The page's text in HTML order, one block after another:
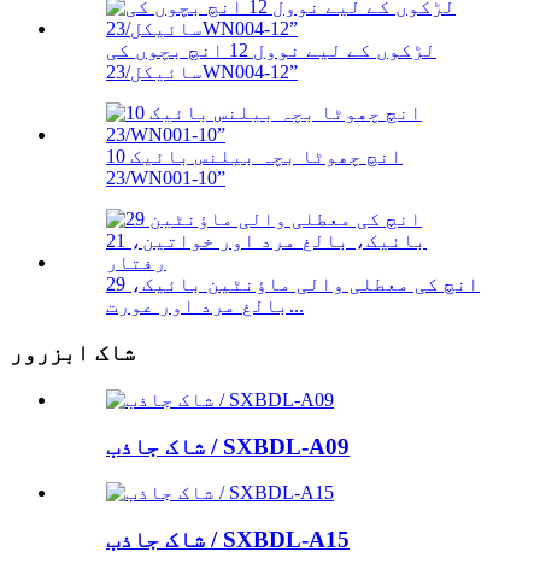
لڑکوں کے لیے نوول 12 انچ بچوں کی
سائیکل/23WN004-12”
10 انچ چھوٹا بچہ بیلنس بائیک
/23WN001-10”
29 انچ کی معطلی والی ماؤنٹین بائیک،
بالغ مرد اور عورت...
شاک ابزرور
شاک جاذب / SXBDL-A09
شاک جاذب / SXBDL-A15